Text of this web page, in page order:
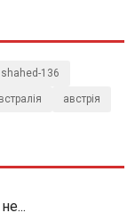
shahed-136
австрія